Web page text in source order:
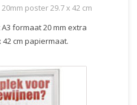
poster 29.7 x 42 cm
formaat 20 mm extra
cm papiermaat.